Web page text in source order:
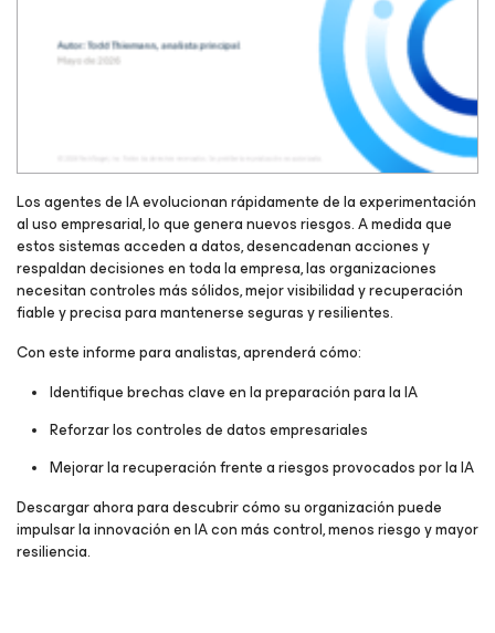
Los agentes de IA evolucionan rápidamente de la experimentación
al uso empresarial, lo que genera nuevos riesgos. A medida que
estos sistemas acceden a datos, desencadenan acciones y
respaldan decisiones en toda la empresa, las organizaciones
necesitan controles más sólidos, mejor visibilidad y recuperación
fiable y precisa para mantenerse seguras y resilientes.
Con este informe para analistas, aprenderá cómo:
Identifique brechas clave en la preparación para la IA
Reforzar los controles de datos empresariales
Mejorar la recuperación frente a riesgos provocados por la IA
Descargar ahora para descubrir cómo su organización puede
impulsar la innovación en IA con más control, menos riesgo y mayor
resiliencia.